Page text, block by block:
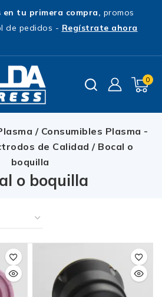
en tu primera compra, promos
de pedidos - Regístrate ahora
0
/ Consumibles Plasma -
de Calidad / Bocal o
boquilla
o boquilla